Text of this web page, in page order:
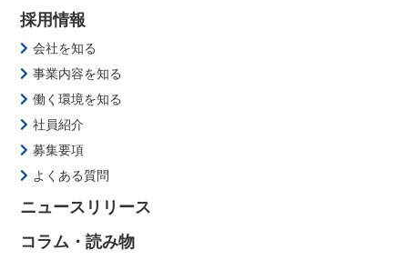
採用情報
会社を知る
事業内容を知る
働く環境を知る
社員紹介
募集要項
よくある質問
ニュースリリース
コラム・読み物